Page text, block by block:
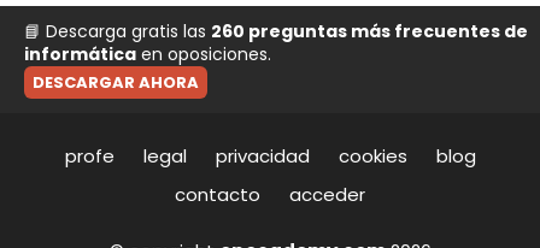
📘 Descarga gratis las 260 preguntas más frecuentes de
informática en oposiciones.
DESCARGAR AHORA
profe legal privacidad cookies
blog
contacto
acceder